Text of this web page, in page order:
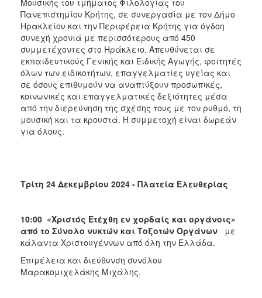
Πανεπιστημίου Κρήτης, σε συνεργασία με τον Δήμο
Ηρακλείου και την Περιφέρεια Κρήτης για όγδοη
συνεχή χρονιά με περισσότερους από 450
συμμετέχοντες στο Ηράκλειο. Απευθύνεται σε
εκπαιδευτικούς Γενικής και Ειδικής Αγωγής, φοιτητές
όλων των ειδικοτήτων, επαγγελματίες υγείας και
σε όσους επιθυμούν να αναπτύξουν προσωπικές,
κοινωνικές και επαγγελματικές δεξιότητες μέσα
από την διερεύνηση της σχέσης τους με τον ρυθμό, τη
μουσική και τα κρουστά. Η συμμετοχή είναι δωρεάν
για όλους.
Τρίτη 24 Δεκεμβρίου 2024 - Πλατεία Ελευθερίας
10:00 «Χριστός Ετέχθη εν χορδαίς και οργάνοις»
από το Σύνολο νυκτών και Τοξοτών Οργάνων
με
κάλαντα Χριστουγέννων από όλη την Ελλάδα.
Επιμέλεια και διεύθυνση συνόλου
Μαρακομιχελάκης Μιχάλης.